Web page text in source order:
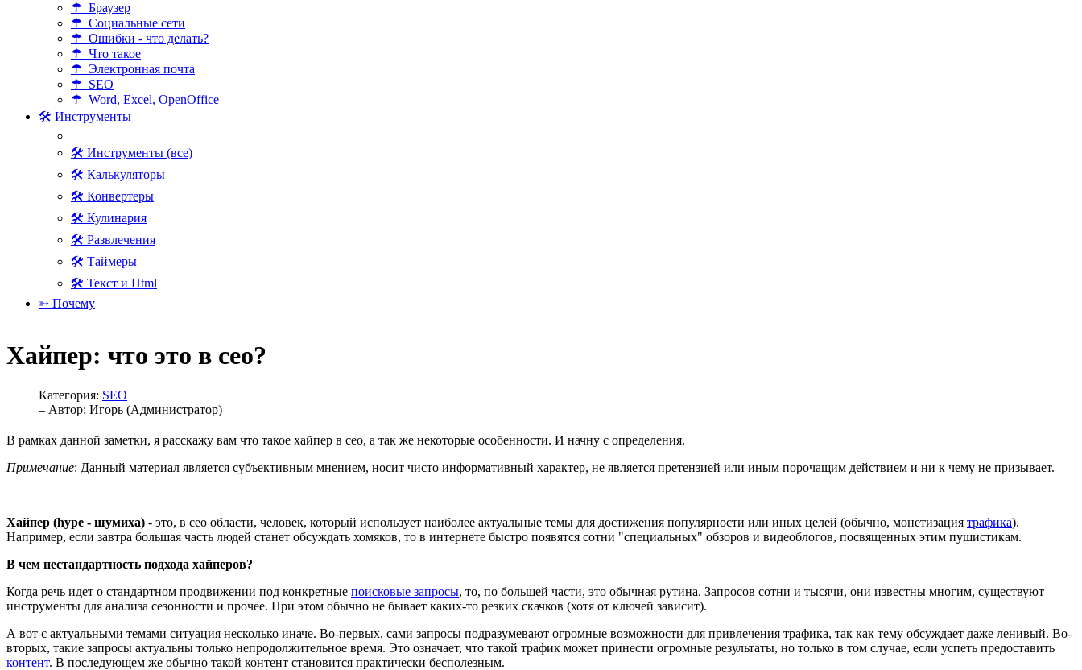
☂ Браузер
☂ Социальные сети
☂ Ошибки - что делать?
☂ Что такое
☂ Электронная почта
☂ SEO
☂ Word, Excel, OpenOffice
🛠 Инструменты
🛠 Инструменты (все)
🛠 Калькуляторы
🛠 Конвертеры
🛠 Кулинария
🛠 Развлечения
🛠 Таймеры
🛠 Текст и Html
➳ Почему
Хайпер: что это в сео?
Категория: SEO
– Автор: Игорь (Администратор)
В рамках данной заметки, я расскажу вам что такое хайпер в сео, а так же некоторые особенности. И начну с определения.
Примечание: Данный материал является субъективным мнением, носит чисто информативный характер, не является претензией или иным порочащим действием и ни к чему не призывает.
Хайпер (hype - шумиха) - это, в сео области, человек, который использует наиболее актуальные темы для достижения популярности или иных целей (обычно, монетизация трафика).
Например, если завтра большая часть людей станет обсуждать хомяков, то в интернете быстро появятся сотни "специальных" обзоров и видеоблогов, посвященных этим пушистикам.
В чем нестандартность подхода хайперов?
Когда речь идет о стандартном продвижении под конкретные поисковые запросы, то, по большей части, это обычная рутина. Запросов сотни и тысячи, они известны многим, существуют
инструменты для анализа сезонности и прочее. При этом обычно не бывает каких-то резких скачков (хотя от ключей зависит).
А вот с актуальными темами ситуация несколько иначе. Во-первых, сами запросы подразумевают огромные возможности для привлечения трафика, так как тему обсуждает даже ленивый. Во-
вторых, такие запросы актуальны только непродолжительное время. Это означает, что такой трафик может принести огромные результаты, но только в том случае, если успеть предоставить
контент. В последующем же обычно такой контент становится практически бесполезным.